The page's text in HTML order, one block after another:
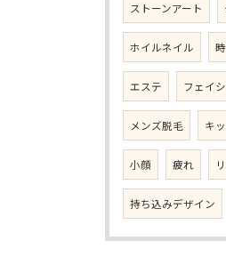
ストーンアート
ホイルネイル
エステ フェイ
メンズ脱毛 キ
小顔 疲れ
持ち込みデザイン